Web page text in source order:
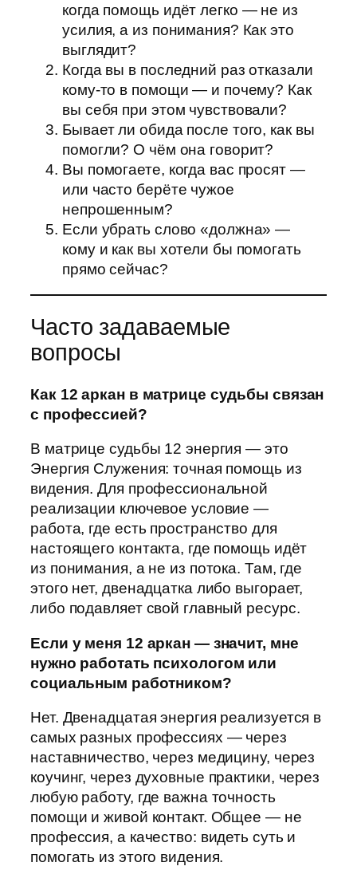
когда помощь идёт легко — не из
усилия, а из понимания? Как это
выглядит?
Когда вы в последний раз отказали
кому-то в помощи — и почему? Как
вы себя при этом чувствовали?
Бывает ли обида после того, как вы
помогли? О чём она говорит?
Вы помогаете, когда вас просят —
или часто берёте чужое
непрошенным?
Если убрать слово «должна» —
кому и как вы хотели бы помогать
прямо сейчас?
Часто задаваемые
вопросы
Как 12 аркан в матрице судьбы связан
с профессией?
В матрице судьбы 12 энергия — это
Энергия Служения: точная помощь из
видения. Для профессиональной
реализации ключевое условие —
работа, где есть пространство для
настоящего контакта, где помощь идёт
из понимания, а не из потока. Там, где
этого нет, двенадцатка либо выгорает,
либо подавляет свой главный ресурс.
Если у меня 12 аркан — значит, мне
нужно работать психологом или
социальным работником?
Нет. Двенадцатая энергия реализуется в
самых разных профессиях — через
наставничество, через медицину, через
коучинг, через духовные практики, через
любую работу, где важна точность
помощи и живой контакт. Общее — не
профессия, а качество: видеть суть и
помогать из этого видения.